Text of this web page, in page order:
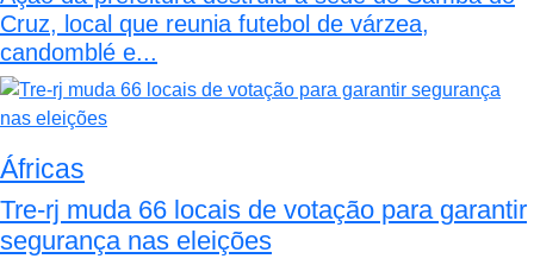
Cruz, local que reunia futebol de várzea,
candomblé e...
Áfricas
Tre-rj muda 66 locais de votação para garantir
segurança nas eleições